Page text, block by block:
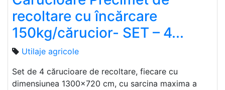
recoltare cu încărcare
150kg/cărucior- SET – 4...
Utilaje agricole
Set de 4 cărucioare de recoltare, fiecare cu
dimensiunea 1300x720 cm, cu sarcina maxima a